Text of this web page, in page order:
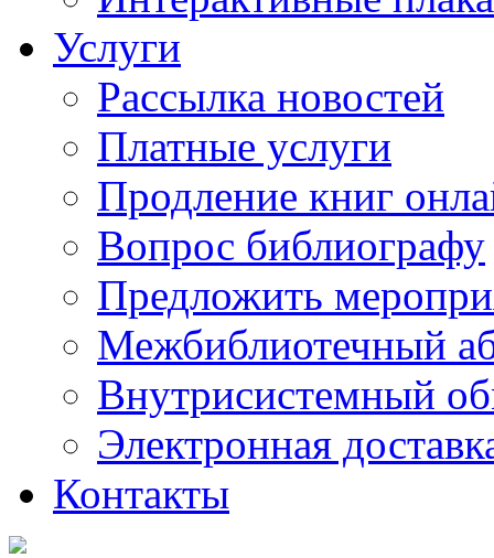
Услуги
Рассылка новостей
Платные услуги
Продление книг
Вопрос библиографу
Предложить
Межбиблиотечный
Внутрисистемный
Электронная
Контакты